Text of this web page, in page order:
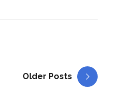
Older Posts